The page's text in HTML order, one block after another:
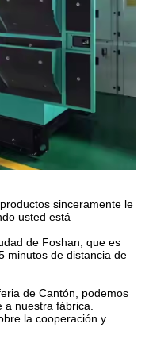
sinceramente le
usted está
de Foshan, que es
minutos de distancia de
de Cantón, podemos
a nuestra fábrica.
la cooperación y